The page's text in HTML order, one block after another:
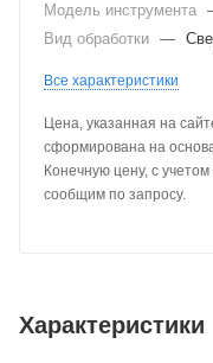
Модель инструмента
Вид обработки —
Все характеристики
Цена, указанная на
сформирована на
Конечную цену, с
сообщим по запросу.
Характеристики